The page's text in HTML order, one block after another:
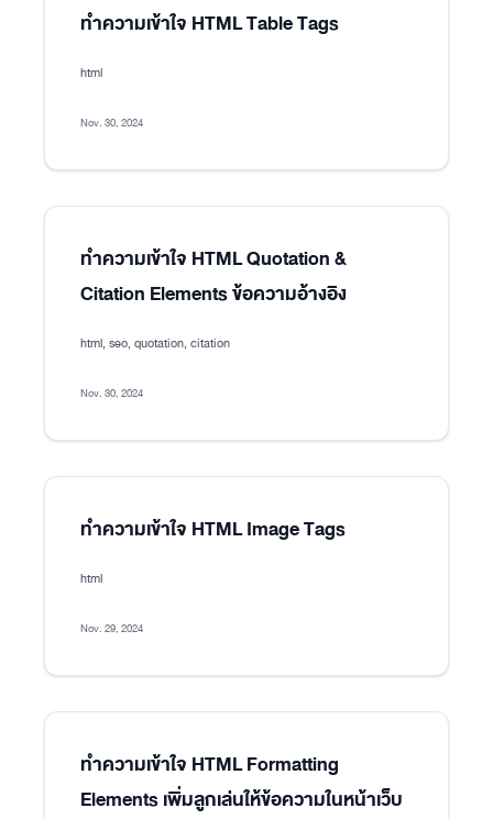
ทำความเข้าใจ HTML Table Tags
html
Nov. 30, 2024
ทำความเข้าใจ HTML Quotation &
Citation Elements ข้อความอ้างอิง
html, seo, quotation, citation
Nov. 30, 2024
ทำความเข้าใจ HTML Image Tags
html
Nov. 29, 2024
ทำความเข้าใจ HTML Formatting
Elements เพิ่มลูกเล่นให้ข้อความในหน้าเว็บ